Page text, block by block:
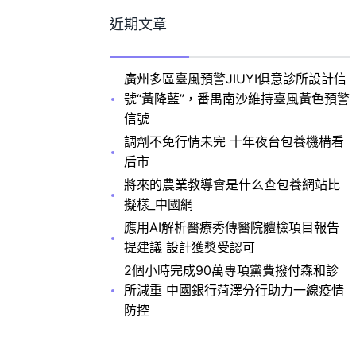
近期文章
廣州多區臺風預警JIUYI俱意診所設計信
號“黃降藍”，番禺南沙維持臺風黃色預警
信號
調劑不免行情未完 十年夜台包養機構看
后市
將來的農業教導會是什么查包養網站比
擬樣_中國網
應用AI解析醫療秀傳醫院體檢項目報告
提建議 設計獲獎受認可
2個小時完成90萬專項黨費撥付森和診
所減重 中國銀行菏澤分行助力一線疫情
防控